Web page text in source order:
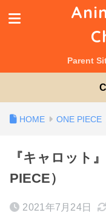
Parent
ONE PIECE
『キャロット
PIECE）
2021年7月24日